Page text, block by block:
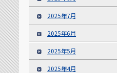
2025年7月
2025年6月
2025年5月
2025年4月